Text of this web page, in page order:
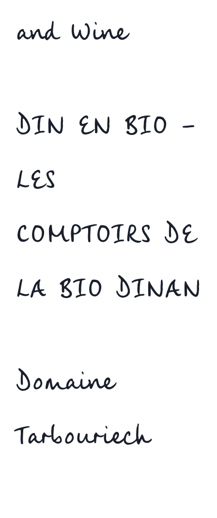
and Wine
DIN EN BIO –
LES
COMPTOIRS DE
LA BIO DINAN
Domaine
Tarbouriech